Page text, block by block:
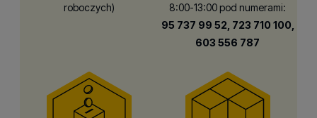
roboczych)
8:00-13:00 pod numerami:
95 737 99 52, 723 710 100,
603 556 787